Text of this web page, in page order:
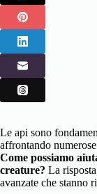
Le api sono
affrontando
Come possiamo
creature? La
avanzate che stanno